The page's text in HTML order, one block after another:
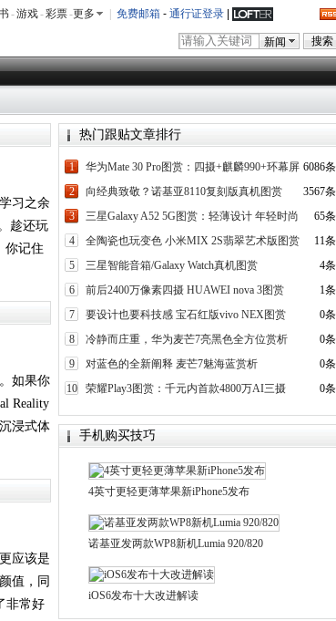
-游戏-彩票-更多 免费邮箱 - 通行证登录
新闻
习之余
趁还玩
你记住
如果你
Reality
浸式体
应该是
值，同
非常好
热门跟贴文章排行
1 华为Mate 30 Pro图赏：四摄+麒麟990+环幕屏 6086条
2
向经典致敬？诺基亚8110复刻版真机图赏
3567条
3
三星Galaxy A52 5G图赏：轻薄设计 年轻时尚
65条
4
全陶瓷也玩变色 小米MIX 2S翡翠艺术版图赏
11条
5
三星智能音箱/Galaxy Watch真机图赏
4条
6
前后2400万像素四摄 HUAWEI nova 3图赏
1条
7
要设计也要科技感 宝石红版vivo NEX图赏
0条
8
冷静而庄重，华为麦芒7亮黑色全方位赏析
0条
9
对蓝色的全新阐释 麦芒7魅海蓝赏析
0条
10
荣耀Play3图赏：千元内首款4800万AI三摄 0条
手机购买技巧
4英寸更轻更薄苹果新iPhone5发布
诺基亚发两款WP8新机Lumia 920/820
iOS6发布十大改进解读